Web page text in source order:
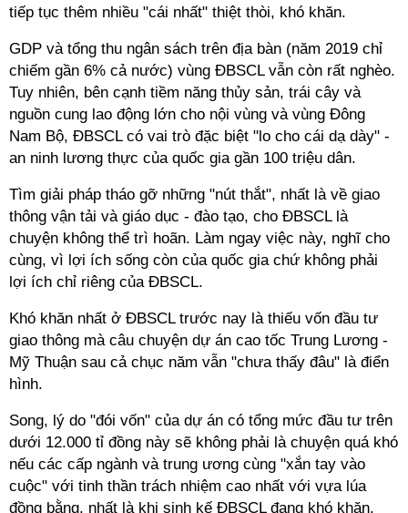
tiếp tục thêm nhiều "cái nhất" thiệt thòi, khó khăn.
GDP và tổng thu ngân sách trên địa bàn (năm 2019 chỉ
chiếm gần 6% cả nước) vùng ĐBSCL vẫn còn rất nghèo.
Tuy nhiên, bên cạnh tiềm năng thủy sản, trái cây và
nguồn cung lao động lớn cho nội vùng và vùng Đông
Nam Bộ, ĐBSCL có vai trò đặc biệt "lo cho cái dạ dày" -
an ninh lương thực của quốc gia gần 100 triệu dân.
Tìm giải pháp tháo gỡ những "nút thắt", nhất là về giao
thông vận tải và giáo dục - đào tạo, cho ĐBSCL là
chuyện không thể trì hoãn. Làm ngay việc này, nghĩ cho
cùng, vì lợi ích sống còn của quốc gia chứ không phải
lợi ích chỉ riêng của ĐBSCL.
Khó khăn nhất ở ĐBSCL trước nay là thiếu vốn đầu tư
giao thông mà câu chuyện dự án cao tốc Trung Lương -
Mỹ Thuận sau cả chục năm vẫn "chưa thấy đâu" là điển
hình.
Song, lý do "đói vốn" của dự án có tổng mức đầu tư trên
dưới 12.000 tỉ đồng này sẽ không phải là chuyện quá khó
nếu các cấp ngành và trung ương cùng "xắn tay vào
cuộc" với tinh thần trách nhiệm cao nhất với vựa lúa
đồng bằng, nhất là khi sinh kế ĐBSCL đang khó khăn.